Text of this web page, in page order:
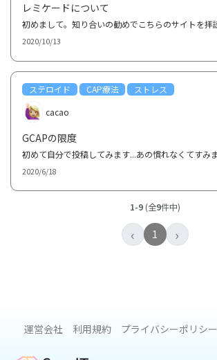
レミケードについて
2020/10/13
ステロイド CAP療法
ストレス
cacao
GCAPの限度
2020/6/18
1-9(全9件中)
‹ 1 ›
運営会社 利用規約 プライバシーポリシー